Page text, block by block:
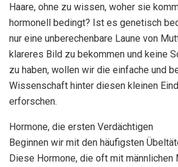
Haare, ohne zu wissen, woher sie
hormonell bedingt? Ist es genetisch
nur eine unberechenbare Laune von
klareres Bild zu bekommen und keine
zu haben, wollen wir die einfache und
Wissenschaft hinter diesen kleinen
erforschen.
Hormone, die ersten Verdächtigen
Beginnen wir mit den häufigsten
Diese Hormone, die oft mit männlichen